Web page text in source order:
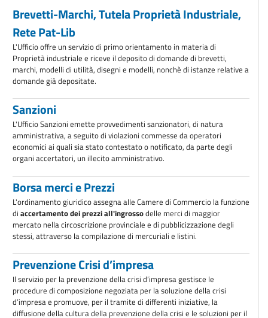
Brevetti-Marchi, Tutela Proprietà Industriale,
Rete Pat-Lib
L'Ufficio offre un servizio di primo orientamento in materia di
Proprietà industriale e riceve il deposito di domande di brevetti,
marchi, modelli di utilità, disegni e modelli, nonchè di istanze relative a
domande già depositate.
Sanzioni
L'Ufficio Sanzioni emette provvedimenti sanzionatori, di natura
amministrativa, a seguito di violazioni commesse da operatori
economici ai quali sia stato contestato o notificato, da parte degli
organi accertatori, un illecito amministrativo.
Borsa merci e Prezzi
L'ordinamento giuridico assegna alle Camere di Commercio la funzione
di accertamento dei prezzi all'ingrossodelle merci di maggior
mercato nella circoscrizione provinciale e di pubblicizzazione degli
stessi, attraverso la compilazione di mercuriali e listini.
Prevenzione Crisi d’impresa
Il servizio per la prevenzione della crisi d’impresa gestisce le
procedure di composizione negoziata per la soluzione della crisi
d’impresa e promuove, per il tramite di differenti iniziative, la
diffusione della cultura della prevenzione della crisi e le soluzioni per il